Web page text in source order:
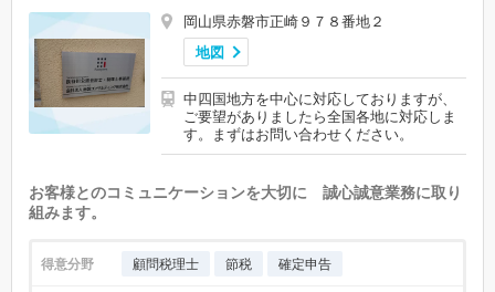
岡山県赤磐市正崎９７８番地２
地図
中四国地方を中心に対応しておりますが、
ご要望がありましたら全国各地に対応しま
す。まずはお問い合わせください。
お客様とのコミュニケーションを大切に 誠心誠意業務に取り
組みます。
得意分野 顧問税理士 節税 確定申告